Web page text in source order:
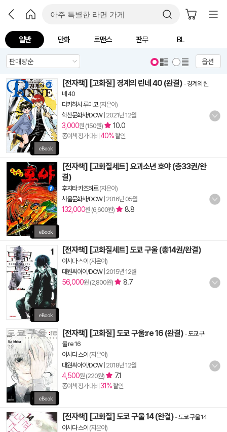
일반 만화 로맨스 판무 BL
옵션
[전자책] [고화질] 경계의 린네 40 (완결) -경계의 린
네 40
다카하시 루미코(지은이)
학산문화사/DCW| 2021년 12월
3,000원 (150원) 10.0
종이책 정가 대비 40%할인
[전자책] [고화질세트] 요괴소년 호야 (총33권/완
결)
후지타 카즈히로(지은이)
서울문화사/DCW| 2016년 05월
132,000원 (6,600원) 8.8
[전자책] [고화질세트] 도쿄 구울 (총14권/완결)
이시다 스이 (지은이)
대원씨아이/DCW| 2015년 12월
56,000원 (2,800원) 8.7
[전자책] [고화질] 도쿄 구울:re 16 (완결) -도쿄 구
울 re 16
이시다 스이 (지은이)
대원씨아이/DCW| 2018년 12월
4,500원 (220원) 7.1
종이책 정가 대비 31%할인
[전자책] [고화질] 도쿄 구울 14 (완결) -도쿄 구울 14
이시다 스이 (지은이)